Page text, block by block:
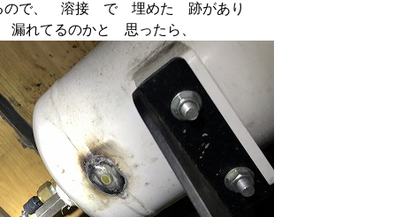
ので、 溶接 で 埋めた 跡があり
漏れてるのかと 思ったら、